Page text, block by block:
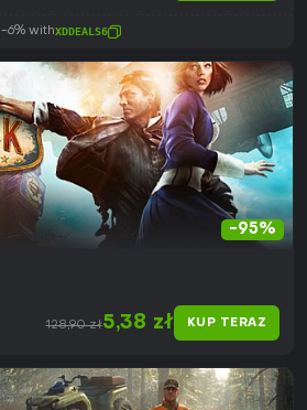
-6% withXDDEALS6
-95%
128,90 zł5,38 zł KUP TERAZ